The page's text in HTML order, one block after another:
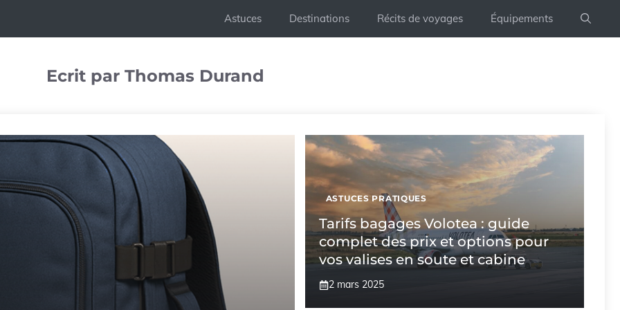
Astuces Destinations Récits de voyages Équipements
Ecrit par Thomas Durand
ASTUCES PRATIQUES
Tarifs bagages Volotea : guide
complet des prix et options pour
vos valises en soute et cabine
2 mars 2025